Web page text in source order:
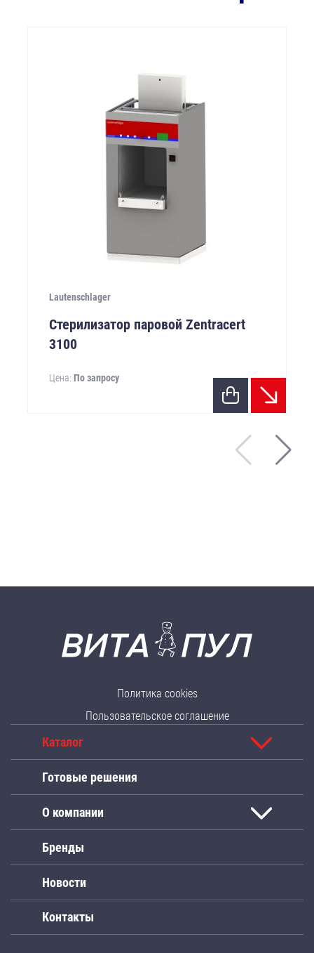
Lautenschlager
Стерилизатор паровой Zentracert
3100
Цена: По запросу
Политика cookies
Пользовательское соглашение
Каталог
Готовые решения
О компании
Бренды
Новости
Контакты